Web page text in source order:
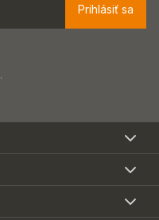
Prihlásiť sa
.